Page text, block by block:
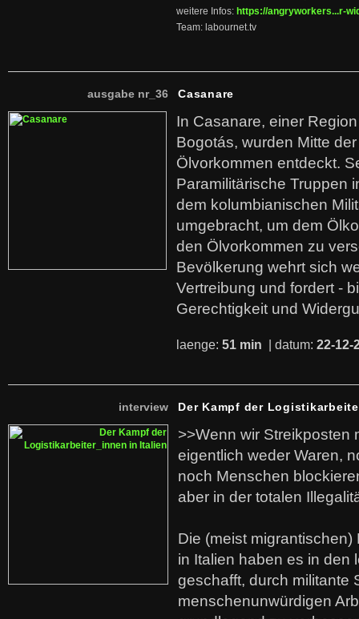
weitere Infos: https://angryworkers...r-
Team: labournet.tv
ausgabe nr_36 Casanare
In Casanare, einer
Bogotás, wurden Mitte
Ölvorkommen entdeckt.
Paramilitärische Truppen
dem kolumbianischen
umgebracht, um dem
den Ölvorkommen zu
Bevölkerung wehrt sich
Vertreibung und fordert -
Gerechtigkeit und
laenge: 51 min | datum: 22-12-
interview Der Kampf der
>>Wenn wir Streikposten
eigentlich weder Waren,
noch Menschen
aber in der totalen
Die (meist
in Italien haben es in den
geschafft, durch militante
menschenunwürdigen